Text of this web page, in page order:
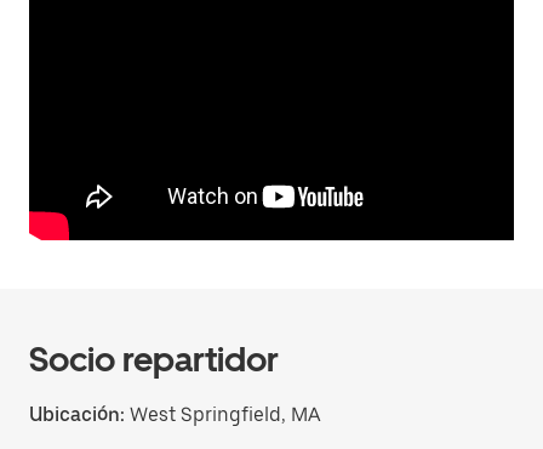
Socio repartidor
Ubicación: West Springfield, MA